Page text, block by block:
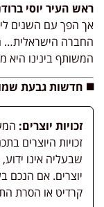
ראש העיר יוסי
אך הפך עם השנים
החברה הישראלית…
המשותף בינינו
◼️ חדשות גבעת
זכויות יוצרים:
זכויות היוצרים
יוצרים. אם הנכם
קרדיט או הסרת